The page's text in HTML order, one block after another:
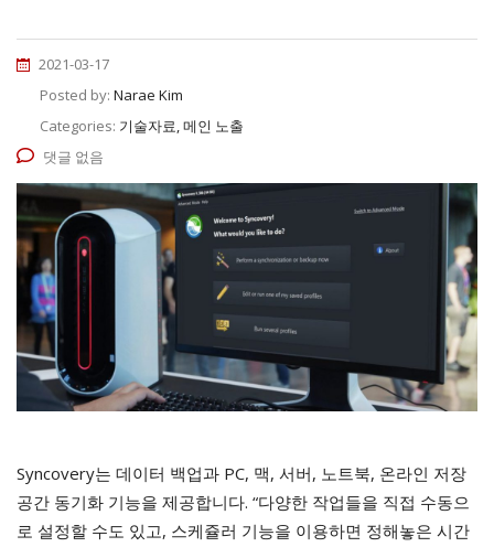
2021-03-17
Posted by: Narae Kim
Categories: 기술자료, 메인 노출
댓글 없음
Syncovery는 데이터 백업과 PC, 맥, 서버, 노트북, 온라인 저장
공간 동기화 기능을 제공합니다. “다양한 작업들을 직접 수동으
로 설정할 수도 있고, 스케쥴러 기능을 이용하면 정해놓은 시간